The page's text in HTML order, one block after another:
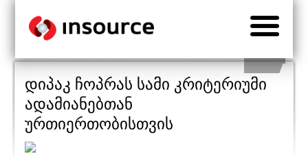
დიპაკ ჩოპრას სამი კრიტერიუმი
ადამიანებთან
ურთიერთობისთვის